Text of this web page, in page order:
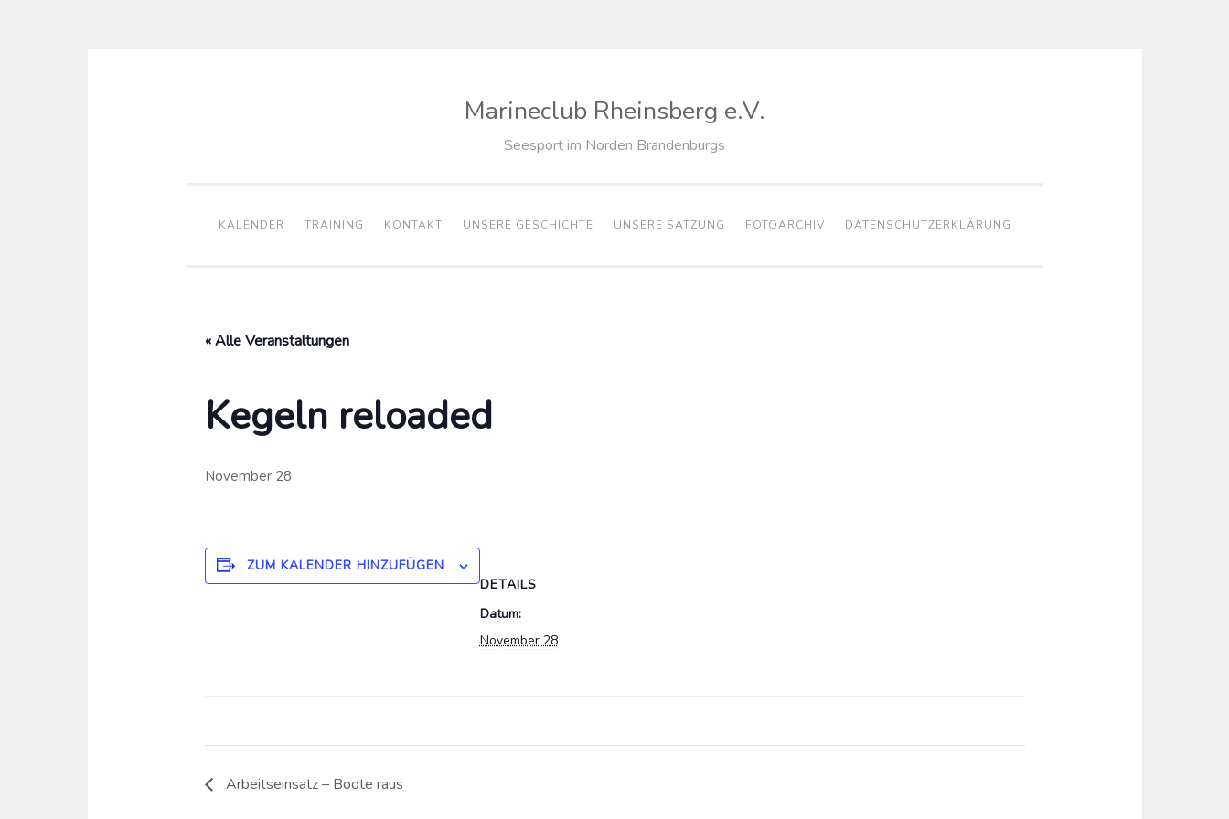
Marineclub Rheinsberg e.V.
Seesport im Norden Brandenburgs
KALENDER TRAINING KONTAKT UNSERE GESCHICHTE UNSERE SATZUNG FOTOARCHIV DATENSCHUTZERKLÄRUNG
« Alle Veranstaltungen
Kegeln reloaded
November 28
ZUM KALENDER HINZUFÜGEN
DETAILS
Datum:
November 28
Arbeitseinsatz – Boote raus